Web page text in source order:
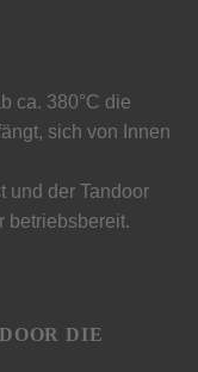
ca. 380°C die
sich von Innen
und der Tandoor
betriebsbereit.
DIE